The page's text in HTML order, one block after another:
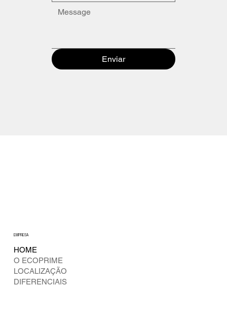
Enviar
HOME
O ECOPRIME
LOCALIZAÇÃO
DIFERENCIAIS
EMPRESA